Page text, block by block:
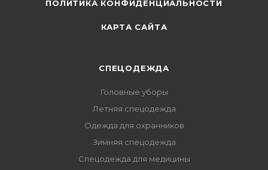
ПОЛИТИКА КОНФИДЕНЦИАЛЬНОСТИ
КАРТА САЙТА
СПЕЦОДЕЖДА
Головные уборы
Летняя спецодежда
Одежда для охранников
Зимняя спецодежда
Спецодежда для медицины